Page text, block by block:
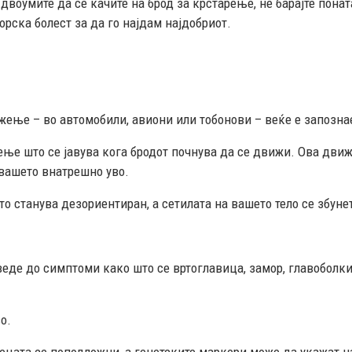
да се качите на брод за крстарење, не барајте
болест за да го најдам најдобриот.
– во автомобили, авиони или тобонови – веќе е
што се јавува кога бродот почнува да се движи. Ова
внатрешно уво.
станува дезориентиран, а сетилата на вашето тело се
до симптоми како што се вртоглавица, замор,